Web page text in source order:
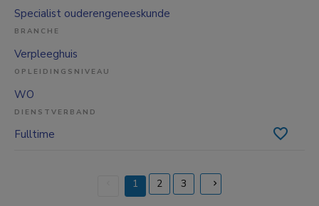
Specialist ouderengeneeskunde
BRANCHE
Verpleeghuis
OPLEIDINGSNIVEAU
WO
DIENSTVERBAND
Fulltime
1
(current)
2 3